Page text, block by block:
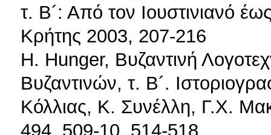
τ. Β´: Από τον Ιουστινιανό
Κρήτης 2003, 207-216
Η. Hunger, Bυζαντινή
Βυζαντινών, τ. Β´.
Κόλλιας, Κ. Συνέλλη, Γ.Χ.
494, 509-10, 514-518